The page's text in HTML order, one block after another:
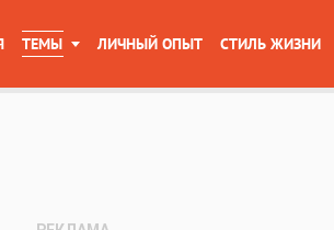
ТЕМЫ ЛИЧНЫЙ ОПЫТ СТИЛЬ ЖИЗНИ